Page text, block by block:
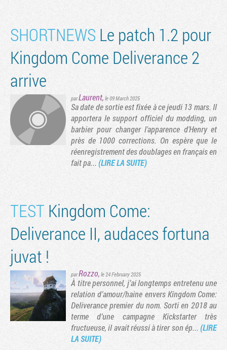
SHORTNEWS Le patch 1.2 pour
Kingdom Come Deliverance 2
arrive
parLaurent, le 09 March 2025
Sa date de sortie est fixée à ce jeudi 13 mars. Il
apportera le support officiel du modding, un
barbier pour changer l'apparence d'Henry et
près de 1000 corrections. On espère que le
réenregistrement des doublages en français en
fait pa...(LIRE LA SUITE)
TEST Kingdom Come:
Deliverance II, audaces fortuna
juvat !
parRozzo, le 24 February 2025
À titre personnel, j’ai longtemps entretenu une
relation d’amour/haine envers Kingdom Come:
Deliverance premier du nom. Sorti en 2018 au
terme d’une campagne Kickstarter très
fructueuse, il avait réussi à tirer son ép... (LIRE
LA SUITE)